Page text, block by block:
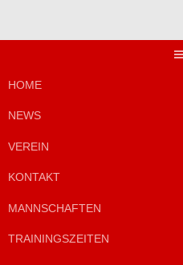
HOME
NEWS
VEREIN
KONTAKT
MANNSCHAFTEN
TRAININGSZEITEN